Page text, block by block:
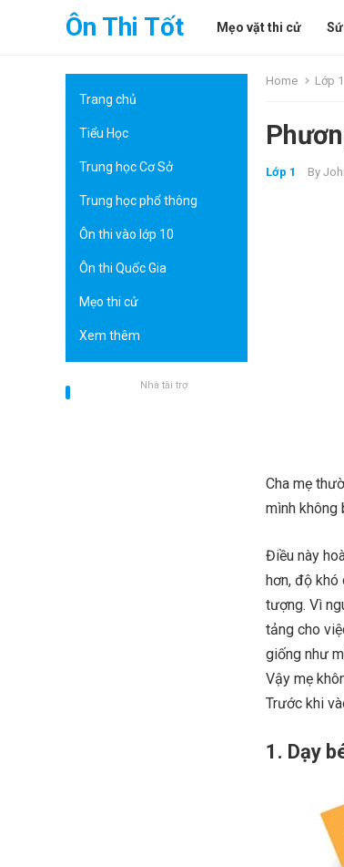
Ôn Thi Tốt Mẹo vặt thi cử
Trang chủ
Tiểu Học
Trung học Cơ Sở
Trung học phổ thông
Ôn thi vào lớp 10
Ôn thi Quốc Gia
Mẹo thi cử
Xem thêm
Nhà tài trợ
Home Lớp 1
Lớp 1 By
Cha mẹ
mình không
Điều này
hơn, độ khó
tượng. Vì
tảng cho
giống như
Vậy mẹ
Trước khi
1. Dạy